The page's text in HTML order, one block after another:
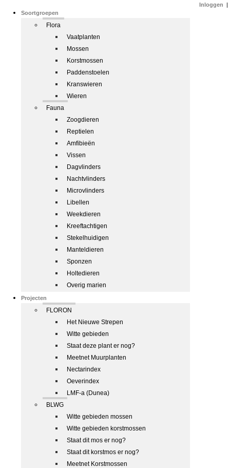
Soortgroepen
Flora
Vaatplanten
Mossen
Korstmossen
Paddenstoelen
Kranswieren
Wieren
Fauna
Zoogdieren
Reptielen
Amfibieën
Vissen
Dagvlinders
Nachtvlinders
Microvlinders
Libellen
Weekdieren
Kreeftachtigen
Stekelhuidigen
Manteldieren
Sponzen
Holtedieren
Overig marien
Projecten
FLORON
Het Nieuwe Strepen
Witte gebieden
Staat deze plant er nog?
Meetnet Muurplanten
Nectarindex
Oeverindex
LMF-a (Dunea)
BLWG
Witte gebieden mossen
Witte gebieden korstmossen
Staat dit mos er nog?
Staat dit korstmos er nog?
Meetnet Korstmossen
Inloggen |